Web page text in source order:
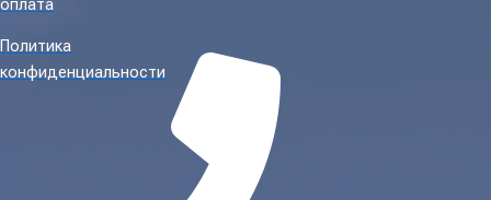
оплата
Политика
конфиденциальности